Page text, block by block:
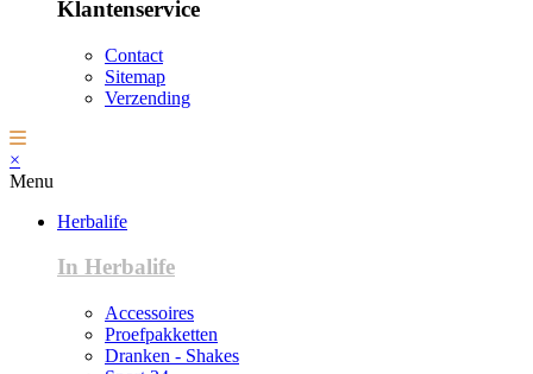
Klantenservice
Contact
Sitemap
Verzending
×
Menu
Herbalife
In Herbalife
Accessoires
Proefpakketten
Dranken - Shakes